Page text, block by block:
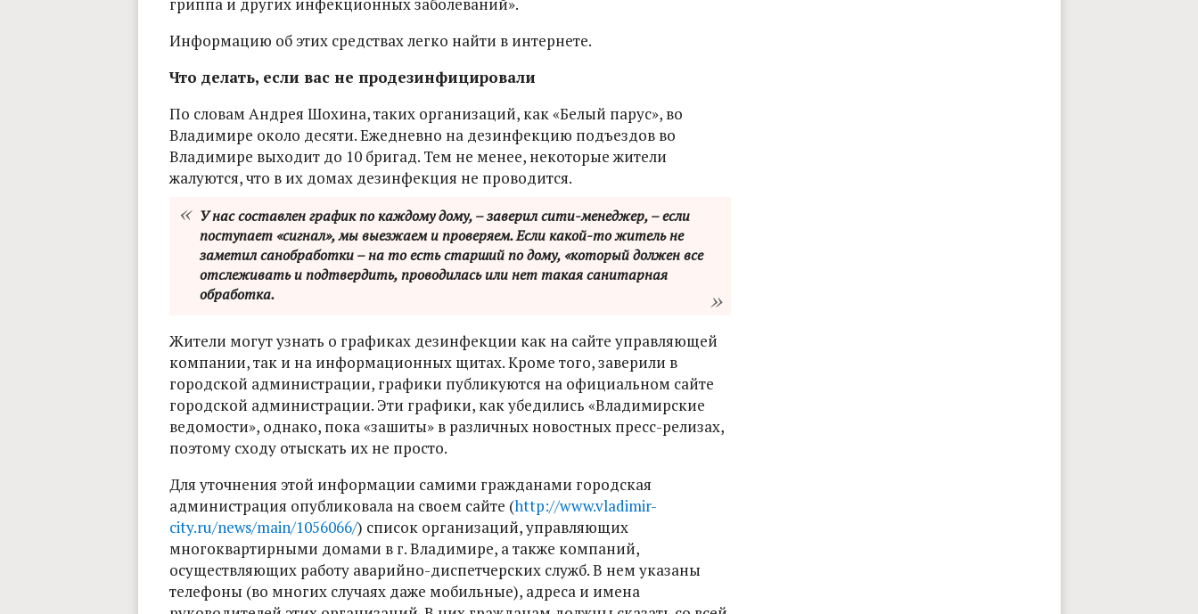
Информацию об этих средствах легко найти в интернете.
Что делать, если вас не продезинфицировали
По словам Андрея Шохина, таких организаций, как «Белый парус», во
Владимире около десяти. Ежедневно на дезинфекцию подъездов во
Владимире выходит до 10 бригад. Тем не менее, некоторые жители
жалуются, что в их домах дезинфекция не проводится.
У нас составлен график по каждому дому, – заверил сити-менеджер, – если
поступает «сигнал», мы выезжаем и проверяем. Если какой-то житель не
заметил санобработки – на то есть старший по дому, «который должен все
отслеживать и подтвердить, проводилась или нет такая санитарная
обработка.
Жители могут узнать о графиках дезинфекции как на сайте управляющей
компании, так и на информационных щитах. Кроме того, заверили в
городской администрации, графики публикуются на официальном сайте
городской администрации. Эти графики, как убедились «Владимирские
ведомости», однако, пока «зашиты» в различных новостных пресс-релизах,
поэтому сходу отыскать их не просто.
Для уточнения этой информации самими гражданами городская
администрация опубликовала на своем сайте (http://www.vladimir-
city.ru/news/main/1056066/) список организаций, управляющих
многоквартирными домами в г. Владимире, а также компаний,
осуществляющих работу аварийно-диспетчерских служб. В нем указаны
телефоны (во многих случаях даже мобильные), адреса и имена